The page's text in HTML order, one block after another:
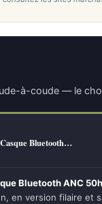
à-coude — le
Bluetooth…
Bluetooth ANC
en version filaire et